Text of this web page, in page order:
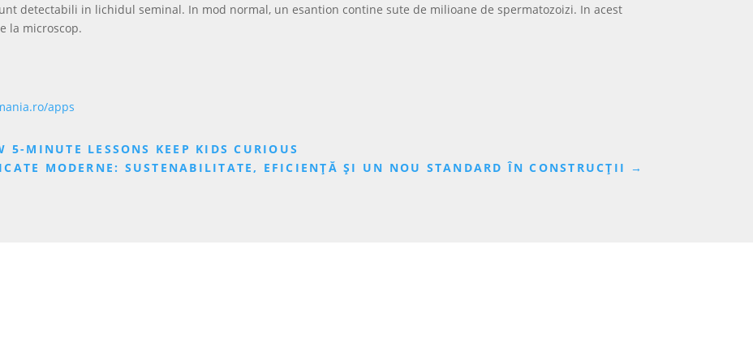
detectabili in lichidul seminal. In mod normal, un esantion contine sute de milioane de spermatozoizi. In acest
la microscop.
apps
5-MINUTE LESSONS KEEP KIDS CURIOUS
MODERNE: SUSTENABILITATE, EFICIENȚĂ ȘI UN NOU STANDARD ÎN CONSTRUCȚII →